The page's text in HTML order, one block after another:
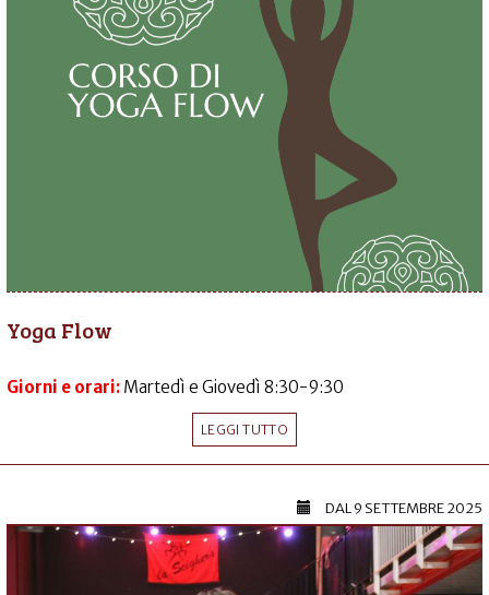
Yoga Flow
Giorni e orari: Martedì e Giovedì 8:30-9:30
LEGGI TUTTO
DAL9 SETTEMBRE 2025